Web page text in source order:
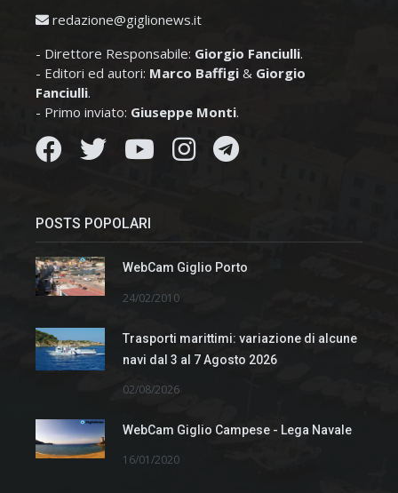
redazione@giglionews.it
- Direttore Responsabile: Giorgio Fanciulli.
- Editori ed autori: Marco Baffigi & Giorgio
Fanciulli.
- Primo inviato: Giuseppe Monti.
POSTS POPOLARI
WebCam Giglio Porto
24/02/2010
Trasporti marittimi: variazione di alcune
navi dal 3 al 7 Agosto 2026
02/08/2026
WebCam Giglio Campese - Lega Navale
16/01/2020